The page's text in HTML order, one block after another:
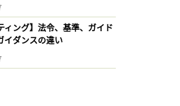
ィング】法令、基準、ガイド
イダンスの違い